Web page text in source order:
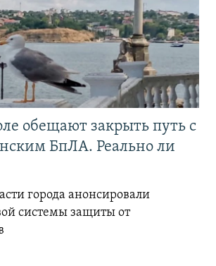
обещают закрыть путь с
БпЛА. Реально ли
города анонсировали
системы защиты от